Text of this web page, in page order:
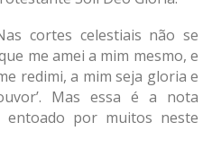
cortes celestiais não se
me amei a mim mesmo, e
redimi, a mim seja gloria e
Mas essa é a nota
entoado por muitos neste